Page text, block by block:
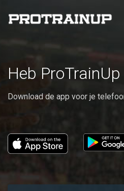
Heb
Download de app voor je